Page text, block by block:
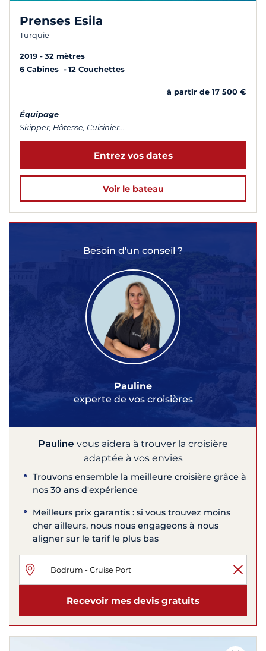
Prenses Esila
Turquie
2019
32 mètres
6 Cabines
12 Couchettes
à partir de 17 500 €
Équipage
Skipper, Hôtesse, Cuisinier...
Entrez vos dates
Voir le bateau
Besoin d'un conseil ?
Pauline
experte de vos croisières
Pauline vous aidera à trouver la croisière
adaptée à vos envies
Trouvons ensemble la meilleure croisière grâce à
nos 30 ans d'expérience
Meilleurs prix garantis : si vous trouvez moins
cher ailleurs, nous nous engageons à nous
aligner sur le tarif le plus bas
Recevoir mes devis gratuits